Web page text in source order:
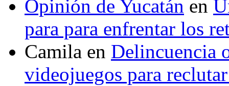
Opinión de Yucatán en
para para enfrentar los
Camila en Delincuencia
videojuegos para